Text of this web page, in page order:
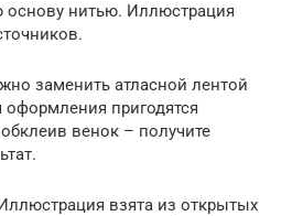
основу нитью. Иллюстрация
заменить атласной лентой
пригодятся
венок – получите
взята из открытых